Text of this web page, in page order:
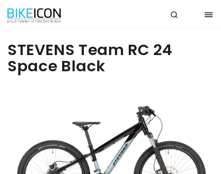
STEVENS Team RC 24
Space Black